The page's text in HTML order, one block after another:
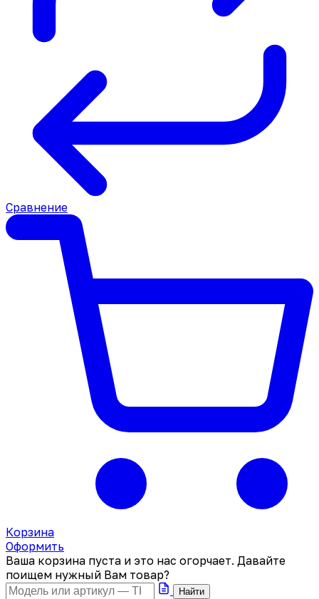
Сравнение
Корзина
Оформить
Ваша корзина пуста и это нас огорчает. Давайте
поищем нужный Вам товар?
Найти